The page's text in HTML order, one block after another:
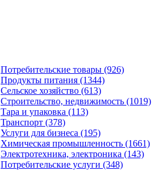
Потребительские товары (926)
Продукты питания (1344)
Сельское хозяйство (613)
Строительство, недвижимость (1019)
Тара и упаковка (113)
Транспорт (378)
Услуги для бизнеса (195)
Химическая промышленность (1661)
Электротехника, электроника (143)
Потребительские услуги (348)